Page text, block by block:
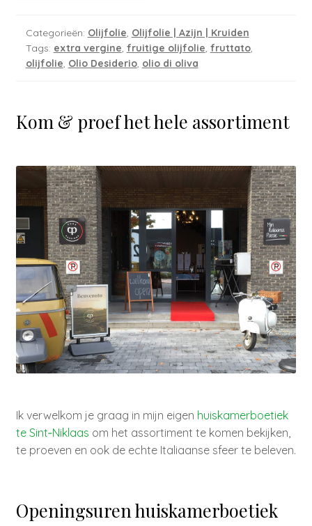
Categorieën: Olijfolie, Olijfolie | Azijn | Kruiden
Tags: extra vergine, fruitige olijfolie, fruttato,
olijfolie, Olio Desiderio, olio di oliva
Kom & proef het hele assortiment
Ik verwelkom je graag in mijn eigen huiskamerboetiek
te Sint‑Niklaas om het assortiment te komen bekijken,
te proeven en ook de echte Italiaanse sfeer te beleven.
Openingsuren huiskamerboetiek